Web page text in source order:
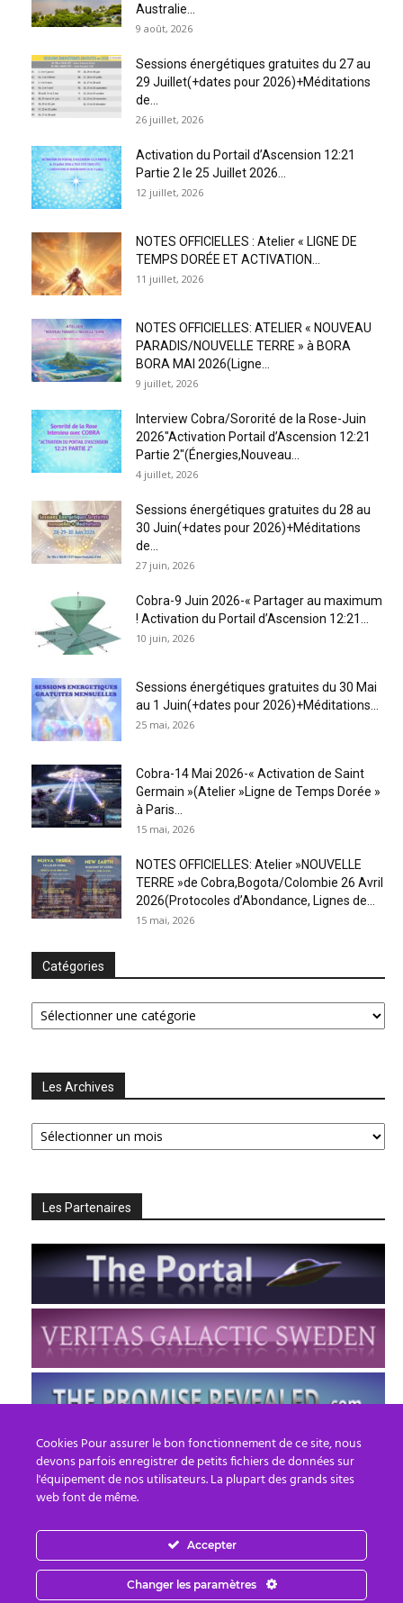
Australie...
9 août, 2026
Sessions énergétiques gratuites du 27 au
29 Juillet(+dates pour 2026)+Méditations
de...
26 juillet, 2026
Activation du Portail d’Ascension 12:21
Partie 2 le 25 Juillet 2026...
12 juillet, 2026
NOTES OFFICIELLES : Atelier « LIGNE DE
TEMPS DORÉE ET ACTIVATION...
11 juillet, 2026
NOTES OFFICIELLES: ATELIER « NOUVEAU
PARADIS/NOUVELLE TERRE » à BORA
BORA MAI 2026(Ligne...
9 juillet, 2026
Interview Cobra/Sororité de la Rose-Juin
2026″Activation Portail d’Ascension 12:21
Partie 2″(Énergies,Nouveau...
4 juillet, 2026
Sessions énergétiques gratuites du 28 au
30 Juin(+dates pour 2026)+Méditations
de...
27 juin, 2026
Cobra-9 Juin 2026-« Partager au maximum
! Activation du Portail d’Ascension 12:21...
10 juin, 2026
Sessions énergétiques gratuites du 30 Mai
au 1 Juin(+dates pour 2026)+Méditations...
25 mai, 2026
Cobra-14 Mai 2026-« Activation de Saint
Germain »(Atelier »Ligne de Temps Dorée »
à Paris...
15 mai, 2026
NOTES OFFICIELLES: Atelier »NOUVELLE
TERRE »de Cobra,Bogota/Colombie 26 Avril
2026(Protocoles d’Abondance, Lignes de...
15 mai, 2026
Catégories
Catégories
Les Archives
Les
Archives
Les Partenaires
FR EN
© 2013 - 2026 PREPARE FOR CHANGE
Cookies Pour assurer le bon fonctionnement de ce site, nous
devons parfois enregistrer de petits fichiers de données sur
l'équipement de nos utilisateurs. La plupart des grands sites
web font de même.
Accepter
Changer les paramètres